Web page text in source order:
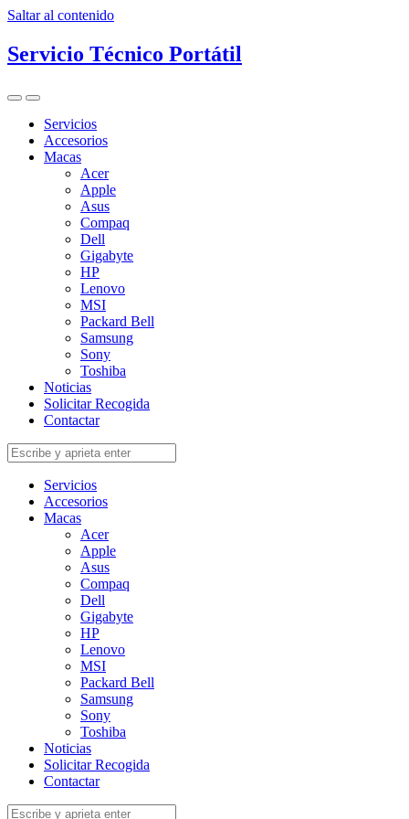
Saltar al contenido
Servicio Técnico Portátil
Pulsa
ver
campo
Clic
para
ver
la
navegación
Servicios
Accesorios
Macas
Acer
Apple
Asus
Compaq
Dell
Gigabyte
HP
Lenovo
MSI
Packard Bell
Samsung
Sony
Toshiba
Noticias
Solicitar Recogida
Contactar
Servicios
Accesorios
Macas
Acer
Apple
Asus
Compaq
Dell
Gigabyte
HP
Lenovo
MSI
Packard Bell
Samsung
Sony
Toshiba
Noticias
Solicitar Recogida
Contactar